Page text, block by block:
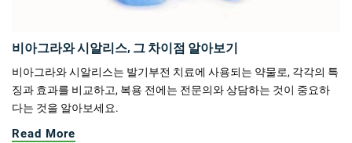
비아그라와 시알리스, 그 차이점 알아보기
비아그라와 시알리스는 발기부전 치료에 사용되는 약물로, 각각의 특
징과 효과를 비교하고, 복용 전에는 전문의와 상담하는 것이 중요하
다는 것을 알아보세요.
Read More